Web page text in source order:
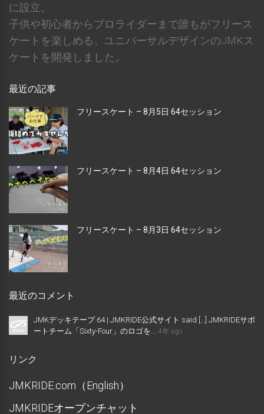
に設立。
子供や初心者からプロライダーまで誰もがフリース
ケートを楽しめる、ユニバーサルデザインのJMKス
ケートを開発しました。
最近の記事
フリースケート – 8月5日 64セッション
フリースケート – 8月4日 64セッション
フリースケート – 8月3日 64セッション
最近のコメント
JMKデッキテープ 64 | JMKRIDE公式サイト said […] JMKRIDEサポ
ートチーム「Sixty-Four」のロゴを...
4年 ago
リンク
JMKRIDE.com（English）
JMKRIDEオープンチャット